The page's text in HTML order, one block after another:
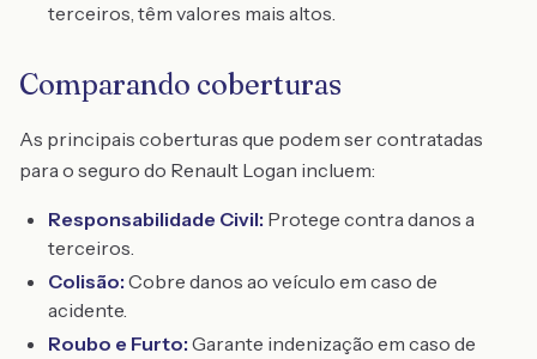
terceiros, têm valores mais altos.
Comparando coberturas
As principais coberturas que podem ser contratadas
para o seguro do Renault Logan incluem:
Responsabilidade Civil: Protege contra danos a
terceiros.
Colisão: Cobre danos ao veículo em caso de
acidente.
Roubo e Furto: Garante indenização em caso de